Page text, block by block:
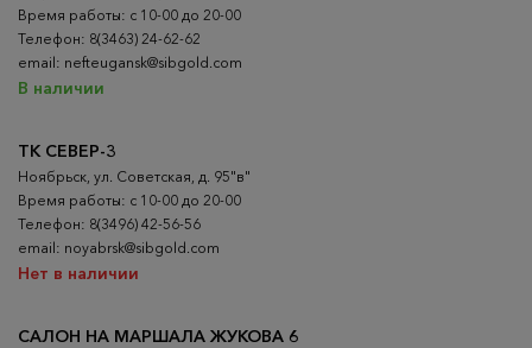
ТК СЕВЕР-3
Ноябрьск, ул. Советская, д. 95"в"
Время работы: с 10-00 до 20-00
Телефон: 8(3496) 42-56-56
email: noyabrsk@sibgold.com
Нет в наличии
Время работы: с 10-00 до 20-00
Телефон: 8(3463) 24-62-62
email: nefteugansk@sibgold.com
В наличии
САЛОН НА МАРШАЛА ЖУКОВА 6